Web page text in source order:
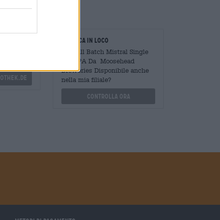
Verifica in loco
È Small Batch Mistral Single
Hop IPA Da Moosehead
Breweries Disponibile anche
nella mia filiale?
Controlla ora